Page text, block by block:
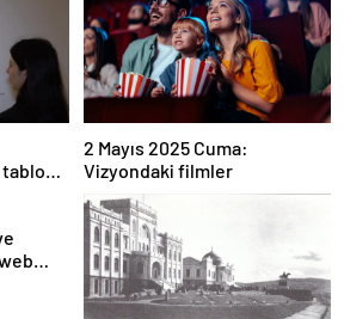
2 Mayıs 2025 Cuma:
Vizyondaki filmler